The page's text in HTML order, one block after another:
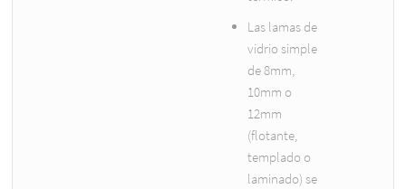
Las lamas de
vidrio simple
de 8mm,
10mm o
12mm
(flotante,
templado o
laminado) se